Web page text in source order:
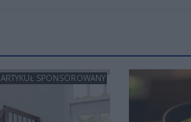
ARTYKUŁ SPONSOROWANY